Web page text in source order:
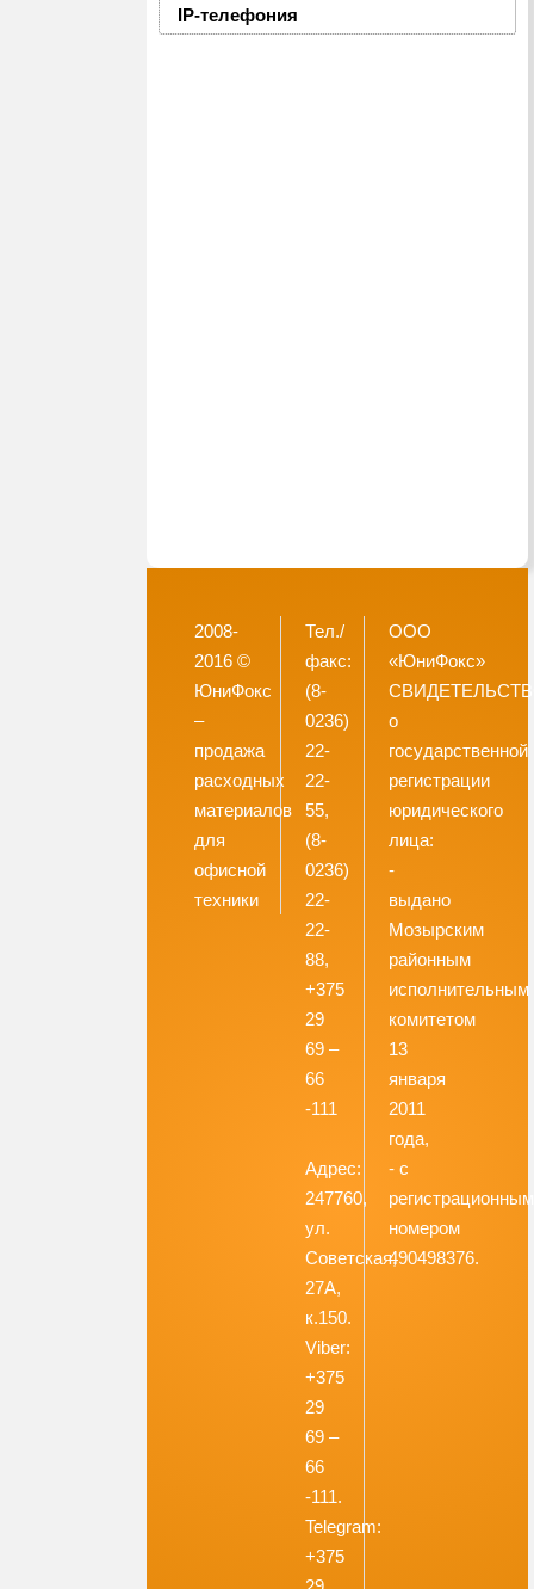
IP-телефония
2008-
2016 ©
ЮниФокс
–
продажа
расходных
материалов
для
офисной
техники
Тел./
факс:
(8-
0236)
22-
22-
55,
(8-
0236)
22-
22-
88,
+375
29
69 –
66
-111
Адрес:
247760,
ул.
Советская,
27А,
к.150.
Viber:
+375
29
69 –
66
-111.
Telegram:
+375
ООО
«ЮниФокс»
о
государственной
регистрации
юридического
лица:
-
выдано
Мозырским
районным
исполнительным
комитетом
13
января
2011
года,
- с
регистрационным
номером
490498376.